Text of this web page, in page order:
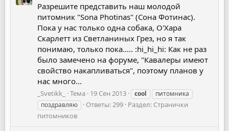
Разрешите представить наш молодой
питомник "Sona Photinas" (Сона Фотинас).
Пока у нас только одна собака, О'Хара
Скарлетт из Светланиных Грез, но я так
понимаю, только пока..... :hi_hi_hi: Как не раз
было замечено на форуме, "Кавалеры имеют
свойство накапливаться", поэтому планов у
нас много...
_Svetikk_ Тема 19 Сен 2013 cool
питомника
поздравляю
Ответы: 299 Раздел: Странички
питомников